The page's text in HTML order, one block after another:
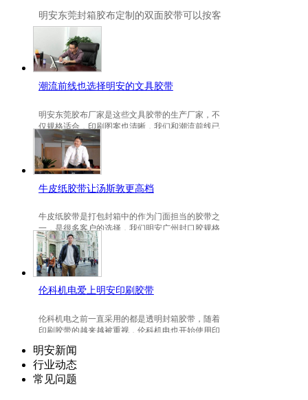
明安东莞封箱胶布定制 的双面胶带可以按客
是可以定做的，不仅如此，规格也是可以定
做的。
潮流前线也选择明安的文具胶带
明安东莞胶布厂家是这些文具胶带的生产厂家，不
仅规格适合，印刷图案也清晰，我们和潮流前线已
有3年的稳定合作关系。
牛皮纸胶带让汤斯敦更高档
牛皮纸胶带是打包封箱中的作为门面担当的胶带之
一，是很多客户的选择，我们明安广州封口胶规格
包装的牛皮纸胶带就是汤斯敦的选择。
伦科机电爱上明安印刷胶带
伦科机电之前一直采用的都是透明封箱胶带，随着
印刷胶带的越来越被重视，伦科机电也开始使用印
明安新闻
行业动态
常见问题